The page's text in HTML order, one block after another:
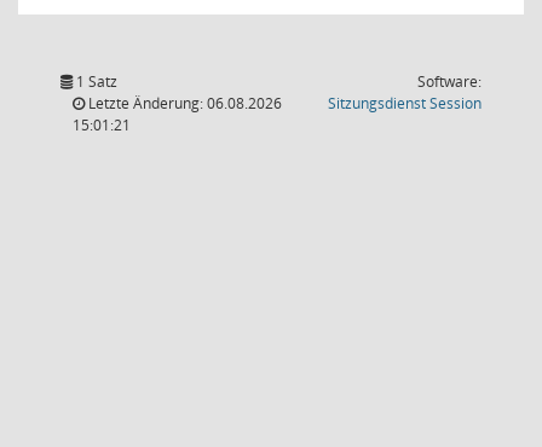
1 Satz
Letzte Änderung: 06.08.2026
15:01:21
Software:
SitzungsdienstSession(Wird in